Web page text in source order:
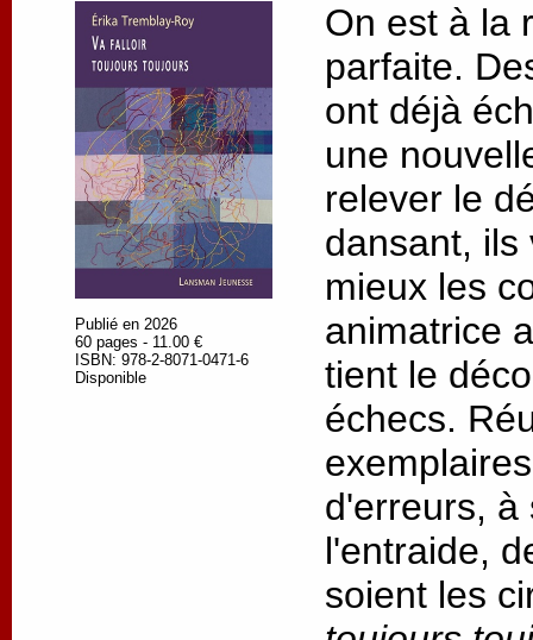
Publié en 2026
60 pages - 11.00 €
ISBN: 978-2-8071-0471-6
Disponible
On est à la
parfaite.
ont déjà
une
relever le
dansant, ils
mieux les
animatrice
tient le
échecs.
d'erreurs, à
l'entraide,
soient les